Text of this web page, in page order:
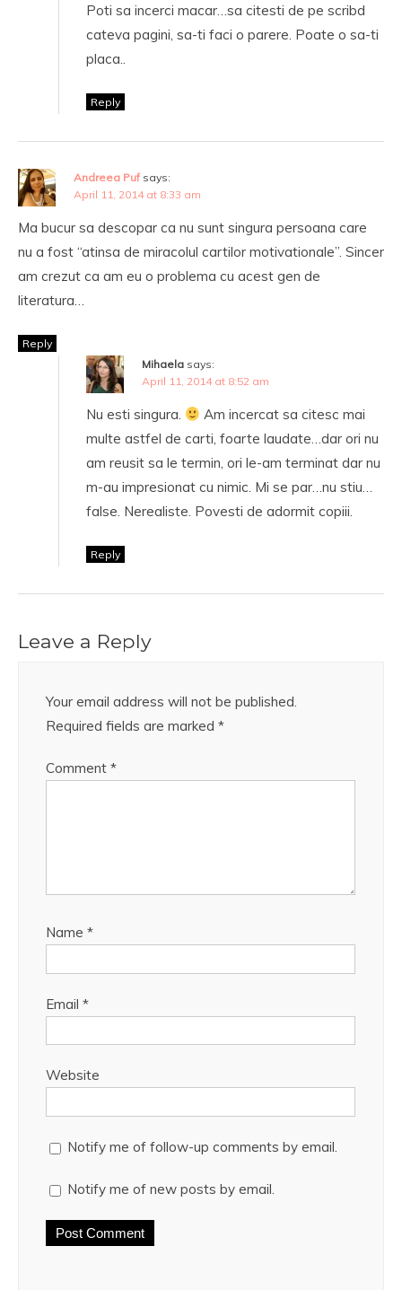
Poti sa incerci macar…sa citesti de pe scribd
cateva pagini, sa-ti faci o parere. Poate o sa-ti
placa..
Reply
Andreea Puf says:
April 11, 2014 at 8:33 am
Ma bucur sa descopar ca nu sunt singura persoana care
nu a fost “atinsa de miracolul cartilor motivationale”. Sincer
am crezut ca am eu o problema cu acest gen de
literatura…
Reply
Mihaela says:
April 11, 2014 at 8:52 am
Nu esti singura.
Am incercat sa citesc mai
multe astfel de carti, foarte laudate…dar ori nu
am reusit sa le termin, ori le-am terminat dar nu
m-au impresionat cu nimic. Mi se par…nu stiu…
false. Nerealiste. Povesti de adormit copiii.
Reply
Leave a Reply
Your email address will not be published.
Required fields are marked *
Comment *
Name *
Email *
Website
Notify me of follow-up comments by email.
Notify me of new posts by email.